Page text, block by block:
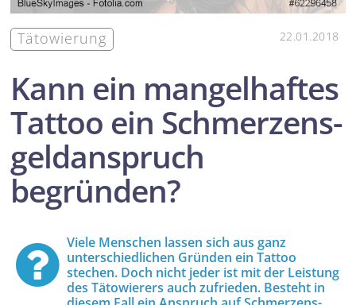
Tätowierung 22.01.2018
Kann ein mangelhaftes
Tattoo ein Schmerzens­
geld­anspruch
begründen?
Viele Menschen lassen sich aus ganz
unterschiedlichen Gründen ein Tattoo
stechen. Doch nicht jeder ist mit der Leistung
des Täto­wierers auch zufrieden. Besteht in